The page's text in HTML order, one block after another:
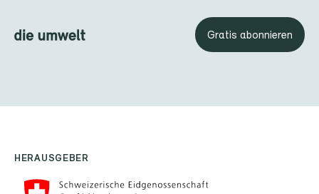
Gratis abonnieren
HERAUSGEBER